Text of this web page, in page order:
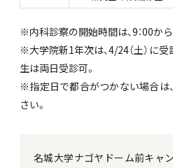
※内科診察の開始時間は、9：00か
※大学院新1年次は、4/24（土）に
生は両日受診可。
※指定日で都合がつかない場合は
さい。
名城大学ナゴヤドーム前キャ